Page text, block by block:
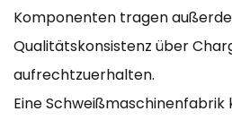
Komponenten tragen
Qualitätskonsistenz über
aufrechtzuerhalten.
Eine